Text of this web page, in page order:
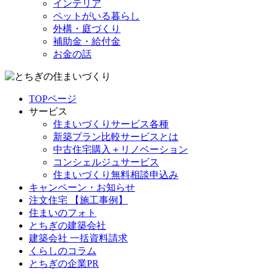
インテリア
ペットがいる暮らし
外構・庭づくり
補助金・給付金
お金の話
TOPページ
サービス
住まいづくりサービス各種
新築プラン比較サービスとは
中古住宅購入＋リノベーション
コンシェルジュサービス
住まいづくり無料相談申込み
キャンペーン・お知らせ
注文住宅 【施工事例】
住まいのフォト
とちぎの建築会社
建築会社 一括資料請求
くらしのコラム
とちぎの企業PR